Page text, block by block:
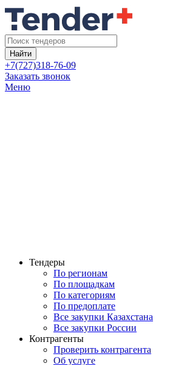
Найти
+7(727)318-76-09
Заказать звонок
Меню
Тендеры
По регионам
По площадкам
По категориям
По предоплате
Все закупки Казахстана
Все закупки России
Контрагенты
Проверить контрагента
Об услуге